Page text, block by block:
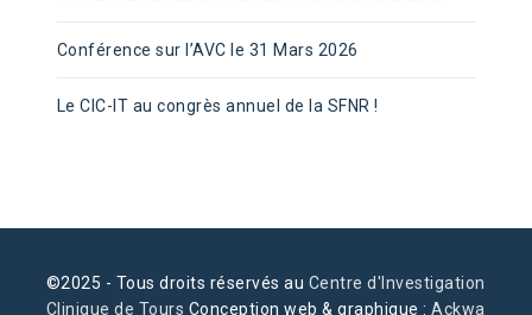
Conférence sur l’AVC le 31 Mars 2026
Le CIC-IT au congrès annuel de la SFNR !
©2025 - Tous droits réservés au Centre d'Investigation
Clinique de Tours Conception web & graphique :Ackwa